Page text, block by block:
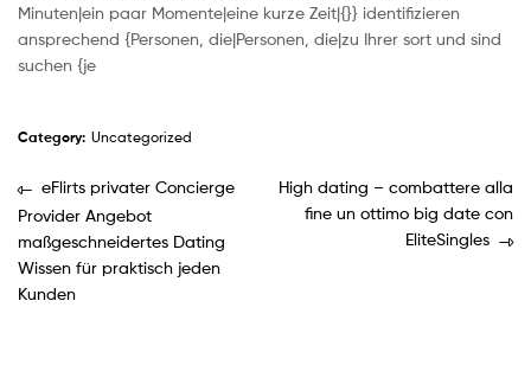
Minuten|ein paar Momente|eine kurze Zeit|{}} identifizieren
ansprechend {Personen, die|Personen, die|zu Ihrer sort und sind
suchen {je
Category: Uncategorized
eFlirts privater Concierge
Provider Angebot
maßgeschneidertes Dating
Wissen für praktisch jeden
Kunden
High dating – combattere alla
fine un ottimo big date con
EliteSingles